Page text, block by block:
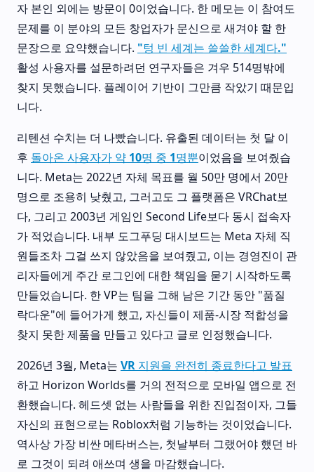
자 본인 외에는 방문이 0이었습니다. 한 메모는 이 참여도
문제를 이 분야의 모든 창업자가 문신으로 새겨야 할 한
문장으로 요약했습니다. "텅 빈 세계는 쓸쓸한 세계다."
활성 사용자를 설문하려던 연구자들은 겨우 514명밖에
찾지 못했습니다. 플레이어 기반이 그만큼 작았기 때문입
니다.
리텐션 수치는 더 나빴습니다. 유출된 데이터는 첫 달 이
후 돌아온 사용자가 약 10명 중 1명뿐이었음을 보여줬습
니다. Meta는 2022년 자체 목표를 월 50만 명에서 20만
명으로 조용히 낮췄고, 그러고도 그 플랫폼은 VRChat보
다, 그리고 2003년 게임인 Second Life보다 동시 접속자
가 적었습니다. 내부 도그푸딩 대시보드는 Meta 자체 직
원들조차 그걸 쓰지 않았음을 보여줬고, 이는 경영진이 관
리자들에게 주간 로그인에 대한 책임을 묻기 시작하도록
만들었습니다. 한 VP는 팀을 그해 남은 기간 동안 "품질
락다운"에 들어가게 했고, 자신들이 제품-시장 적합성을
찾지 못한 제품을 만들고 있다고 글로 인정했습니다.
2026년 3월, Meta는 VR 지원을 완전히 종료한다고 발표
하고 Horizon Worlds를 거의 전적으로 모바일 앱으로 전
환했습니다. 헤드셋 없는 사람들을 위한 진입점이자, 그들
자신의 표현으로는 Roblox처럼 기능하는 것이었습니다.
역사상 가장 비싼 메타버스는, 첫날부터 그랬어야 했던 바
로 그것이 되려 애쓰며 생을 마감했습니다.